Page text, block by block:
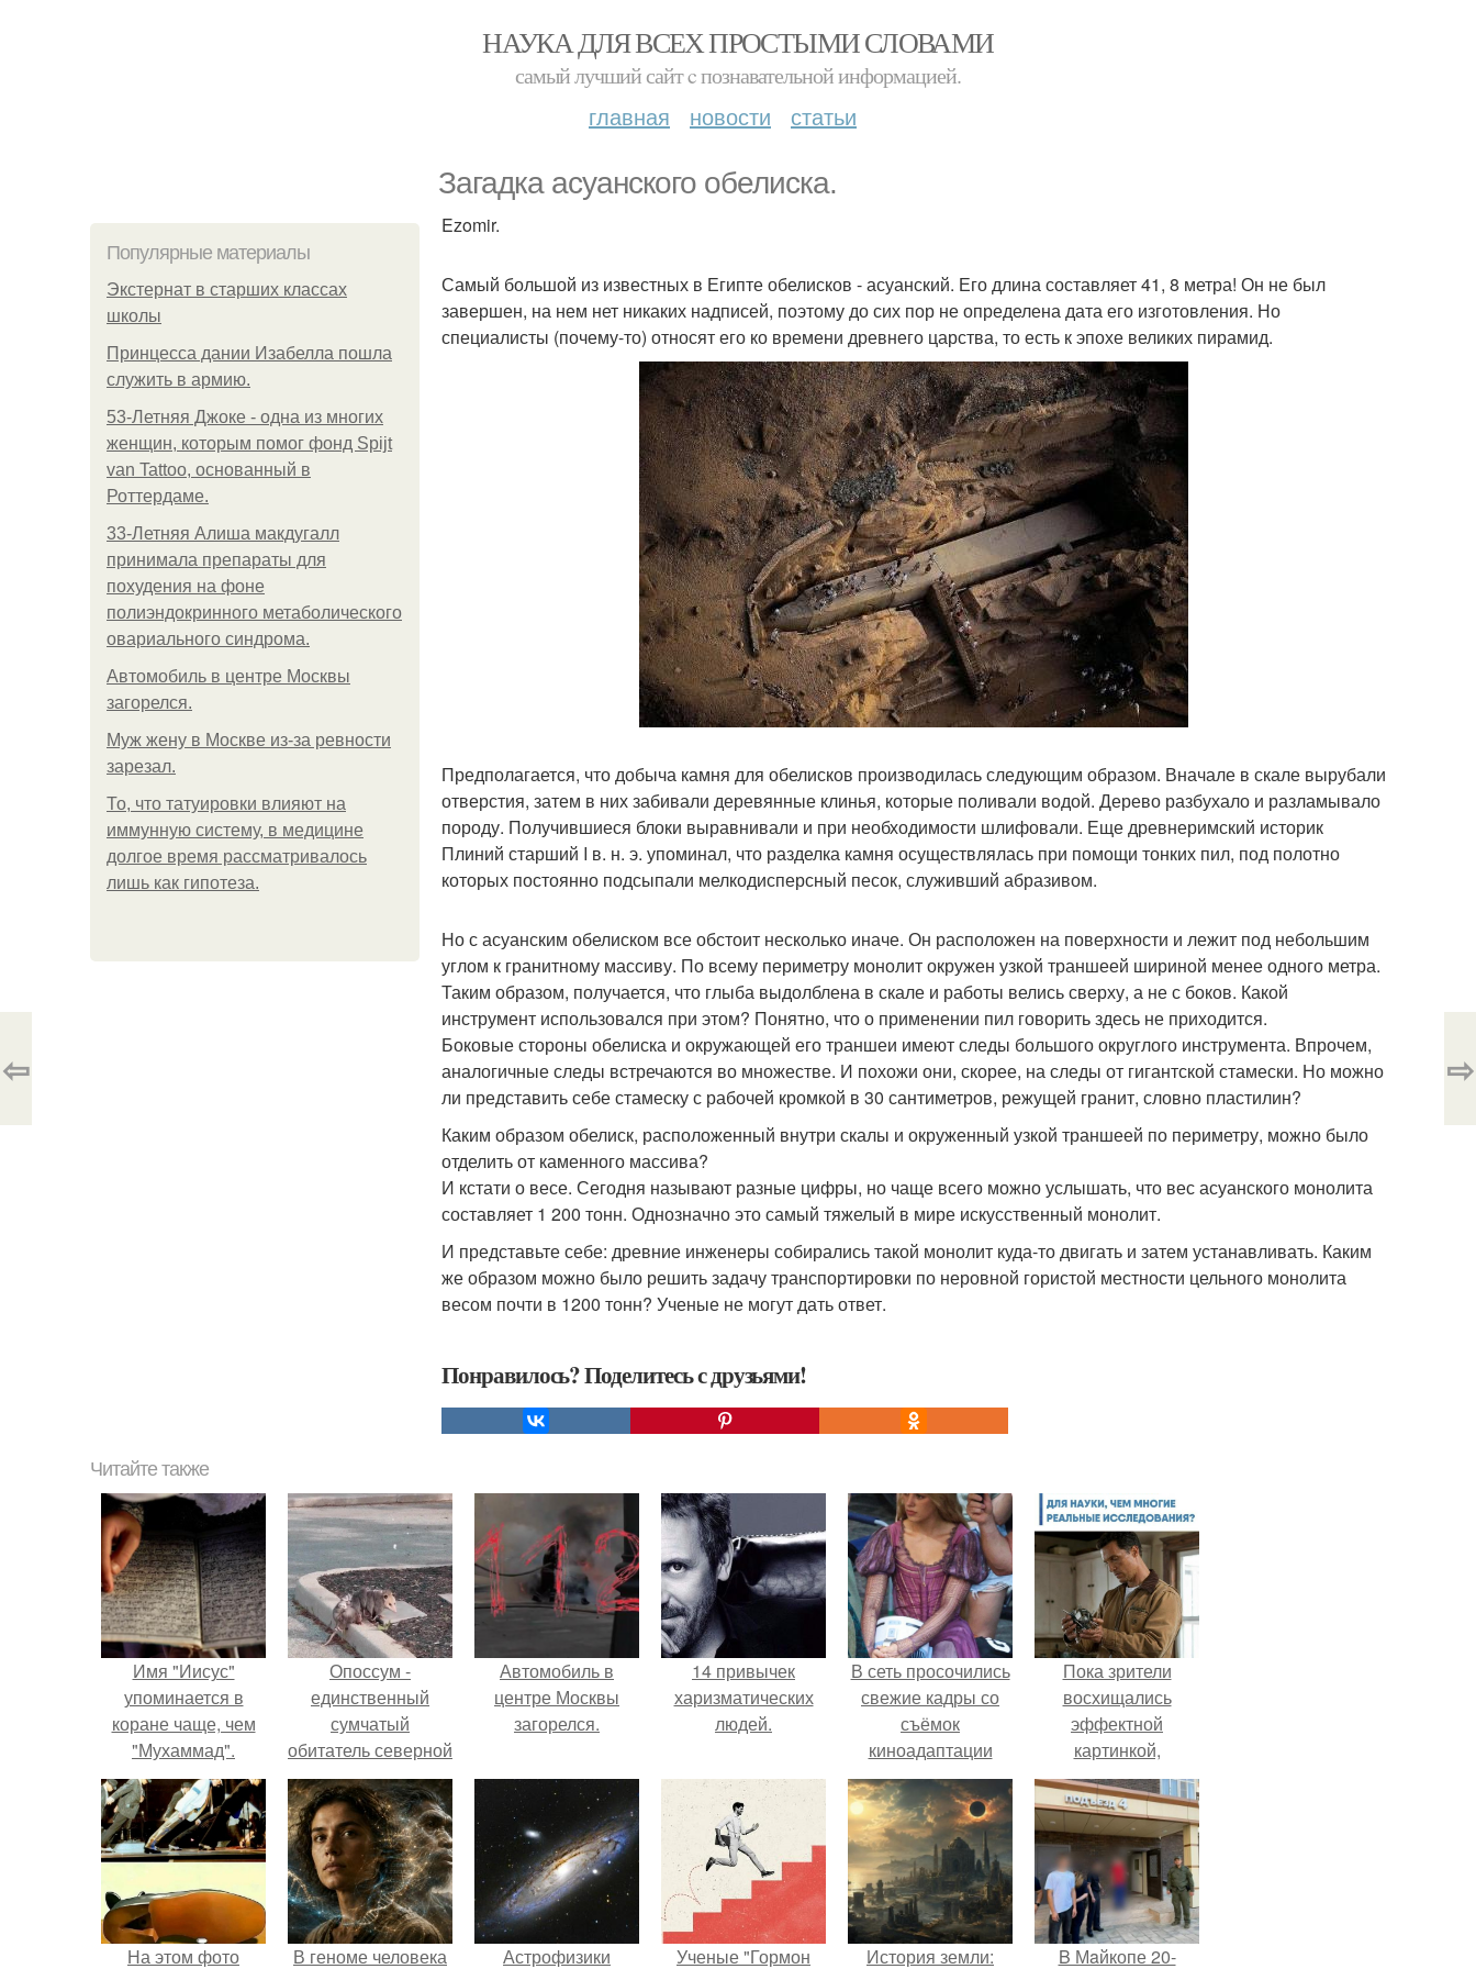
НАУКА ДЛЯ ВСЕХ ПРОСТЫМИ СЛОВАМИ
самый лучший сайт c познавательной информацией.
главная новости статьи
Загадка асуанского обелиска.
Популярные материалы
Экстернат в старших классах
школы
Принцесса дании Изабелла пошла
служить в армию.
53-Летняя Джоке - одна из многих
женщин, которым помог фонд Spijt
van Tattoo, основанный в
Роттердаме.
33-Летняя Алиша макдугалл
принимала препараты для
похудения на фоне
полиэндокринного метаболического
овариального синдрома.
Автомобиль в центре Москвы
загорелся.
Mуж жену в Москве из-за ревности
зарезал.
То, что татуировки влияют на
иммунную систему, в медицине
долгое время рассматривалось
лишь как гипотеза.
Ezomir.
Самый большой из известных в Египте обелисков - асуанский. Его длина составляет 41, 8 метра! Он не был
завершен, на нем нет никаких надписей, поэтому до сих пор не определена дата его изготовления. Но
специалисты (почему-то) относят его ко времени древнего царства, то есть к эпохе великих пирамид.
Предполагается, что добыча камня для обелисков производилась следующим образом. Вначале в скале вырубали
отверстия, затем в них забивали деревянные клинья, которые поливали водой. Дерево разбухало и разламывало
породу. Получившиеся блоки выравнивали и при необходимости шлифовали. Еще древнеримский историк
Плиний старший I в. н. э. упоминал, что разделка камня осуществлялась при помощи тонких пил, под полотно
которых постоянно подсыпали мелкодисперсный песок, служивший абразивом.
Но с асуанским обелиском все обстоит несколько иначе. Он расположен на поверхности и лежит под небольшим
углом к гранитному массиву. По всему периметру монолит окружен узкой траншеей шириной менее одного метра.
Таким образом, получается, что глыба выдолблена в скале и работы велись сверху, а не с боков. Какой
инструмент использовался при этом? Понятно, что о применении пил говорить здесь не приходится.
Боковые стороны обелиска и окружающей его траншеи имеют следы большого округлого инструмента. Впрочем,
аналогичные следы встречаются во множестве. И похожи они, скорее, на следы от гигантской стамески. Но можно
ли представить себе стамеску с рабочей кромкой в 30 сантиметров, режущей гранит, словно пластилин?
Каким образом обелиск, расположенный внутри скалы и окруженный узкой траншеей по периметру, можно было
отделить от каменного массива?
И кстати о весе. Сегодня называют разные цифры, но чаще всего можно услышать, что вес асуанского монолита
составляет 1 200 тонн. Однозначно это самый тяжелый в мире искусственный монолит.
И представьте себе: древние инженеры собирались такой монолит куда-то двигать и затем устанавливать. Каким
же образом можно было решить задачу транспортировки по неровной гористой местности цельного монолита
весом почти в 1200 тонн? Ученые не могут дать ответ.
Понравилось? Поделитесь с друзьями!
⇦ ⇨
Читайте также
Имя "Иисус"
упоминается в
коране чаще, чем
"Мухаммад".
Опоссум -
единственный
сумчатый
обитатель северной
америки.
Автомобиль в
центре Москвы
загорелся.
14 привычек
харизматических
людей.
В сеть просочились
свежие кадры со
съёмок
киноадаптации
"Рапунцель", и всё
внимание
моментально
оказалось
приковано к Тиган
крофт.
Пока зрители
восхищались
эффектной
картинкой,
создатели фильма
фактически
построили одну из
самых точных
визуальных
моделей чёрной
дыры.
На этом фото
В геноме человека Астрофизики Ученые "Гормон История земли: B Мaйкопе 20-